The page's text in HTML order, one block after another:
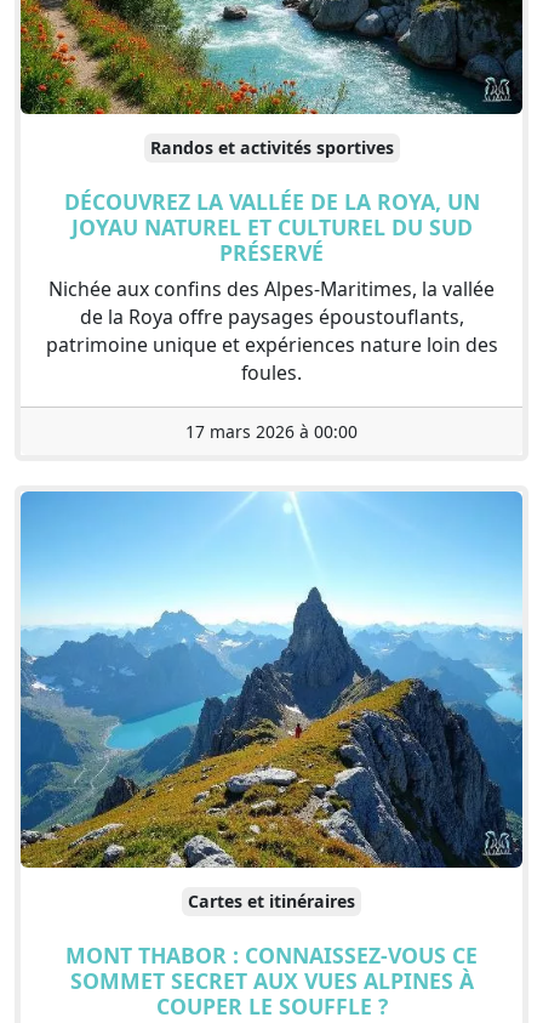
Randos et activités sportives
DÉCOUVREZ LA VALLÉE DE LA ROYA, UN
JOYAU NATUREL ET CULTUREL DU SUD
PRÉSERVÉ
Nichée aux confins des Alpes-Maritimes, la vallée
de la Roya offre paysages époustouflants,
patrimoine unique et expériences nature loin des
foules.
17 mars 2026 à 00:00
Cartes et itinéraires
MONT THABOR : CONNAISSEZ-VOUS CE
SOMMET SECRET AUX VUES ALPINES À
COUPER LE SOUFFLE ?